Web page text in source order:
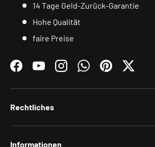
14 Tage Geld-Zurück-Garantie
Hohe Qualität
faire Preise
FacebookYouTubeInstagramWhatsAppPinterestTwitter
Rechtliches
Informationen